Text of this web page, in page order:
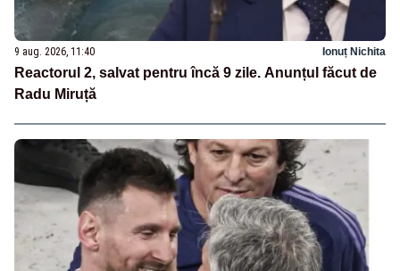
9 aug. 2026, 11:40 Ionuț Nichita
Reactorul 2, salvat pentru încă 9 zile. Anunțul făcut de
Radu Miruță